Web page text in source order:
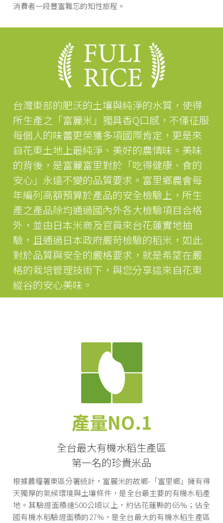
消費者一段豐富難忘的知性旅程。
台灣東部的肥沃的土壤與純淨的水質，使得
所生產之「富麗米」獨具香Q口感，不僅征服
每個人的味蕾更榮獲多項國際肯定，更是來
自花東土地上最純淨、美好的農情味。美味
的背後，是富麗富里對於「吃得健康、食的
安心」永遠不變的品質要求。富里鄉農會每
年編列高額預算於產品的安全檢驗上，所生
產之產品除均通過國內外各大檢驗項目合格
外，並由日本米商及官員來台花蓮實地抽
驗，且通過日本政府嚴苛檢驗的稻米，如此
對於品質與安全的嚴格要求，就是希望在嚴
格的栽培管理技術下，與您分享這來自花東
縱谷的安心美味。
產量NO.1
全台最大有機水稻生產區
第一名的珍貴米品
根據農糧署東區分署統計，富麗米的故鄉-「富里鄉」擁有得
天獨厚的氣候環境與土壤條件，是全台最主要的有機水稻產
地。其驗證面積達500公頃以上，約佔花蓮縣的65%；佔全
國有機水稻驗證面積的27%，是全台最大的有機水稻生產區